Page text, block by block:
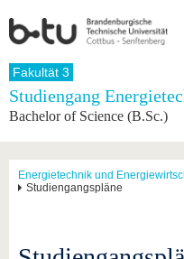
Startseite
Universität
Struktur
Forschung
Forschung
Forschungsprofil
Studium
Vor dem
Studium
Fakultät 3
Studiengang
Bachelor of Science (B.Sc.)
Energietechnik und
Studiengangspläne